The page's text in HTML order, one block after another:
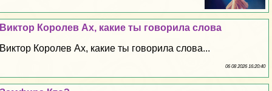
Виктор Королев Ах, какие ты говорила слова
Виктор Королев Ах, какие ты говорила слова...
06 08 2026 16:20:40